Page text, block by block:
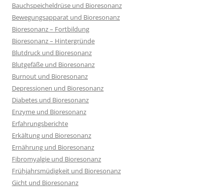
Bauchspeicheldrüse und Bioresonanz
Bewegungsapparat und Bioresonanz
Bioresonanz – Fortbildung
Bioresonanz – Hintergründe
Blutdruck und Bioresonanz
Blutgefäße und Bioresonanz
Burnout und Bioresonanz
Depressionen und Bioresonanz
Diabetes und Bioresonanz
Enzyme und Bioresonanz
Erfahrungsberichte
Erkältung und Bioresonanz
Ernährung und Bioresonanz
Fibromyalgie und Bioresonanz
Frühjahrsmüdigkeit und Bioresonanz
Gicht und Bioresonanz